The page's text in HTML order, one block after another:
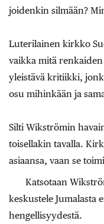
joidenkin silmään?
Luterilainen kirkko
vaikka mitä
yleistävä kritiikki,
osu mihinkään ja
Silti Wikströmin
toisellakin tavalla.
asiaansa, vaan se
Katsotaan
keskustele Jumalasta
hengellisyydestä.